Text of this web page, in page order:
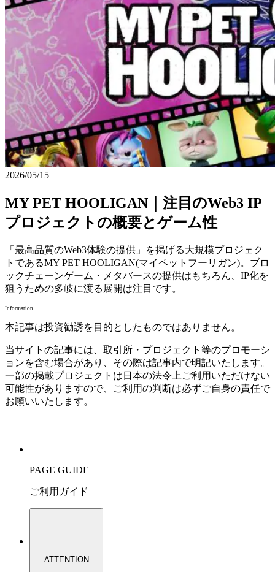
2026/05/15
MY PET HOOLIGAN｜注目のWeb3 IP
プロジェクトの概要とゲーム性
「最高品質のWeb3体験の提供」を掲げる大規模プロジェク
トであるMY PET HOOLIGAN(マイペットフーリガン)。ブロ
ックチェーンゲーム・メタバースの提供はもちろん、IP化を
狙うための多岐に渡る展開は注目です。
Information
本記事は投資勧誘を目的としたものではありません。
当サイトの記事には、取引所・プロジェクト等のプロモーシ
ョンを含む場合があり、その際は記事内で明記いたします。
一部の掲載プロジェクトは日本の法令上ご利用いただけない
可能性がありますので、ご利用の判断は必ずご自身の責任で
お願いいたします。
PAGE GUIDE
ご利用ガイド
ATTENTION